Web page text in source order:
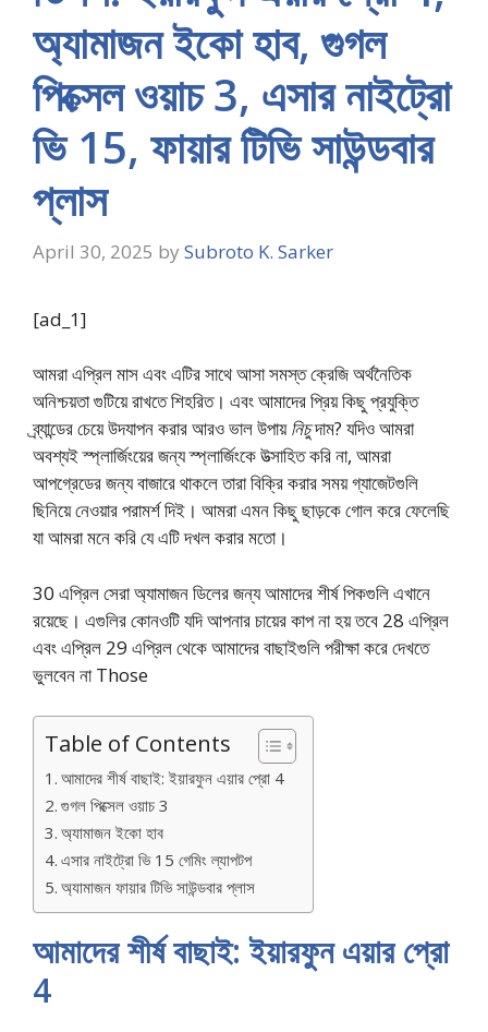
অ্যামাজন ইকো হাব, গুগল
পিক্সেল ওয়াচ 3, এসার নাইট্রো
ভি 15, ফায়ার টিভি সাউন্ডবার
প্লাস
April 30, 2025 by Subroto K. Sarker
[ad_1]
আমরা এপ্রিল মাস এবং এটির সাথে আসা সমস্ত ক্রেজি অর্থনৈতিক
অনিশ্চয়তা গুটিয়ে রাখতে শিহরিত। এবং আমাদের প্রিয় কিছু প্রযুক্তি
ব্র্যান্ডের চেয়ে উদযাপন করার আরও ভাল উপায়নিচুদাম? যদিও আমরা
অবশ্যই স্প্লার্জিংয়ের জন্য স্প্লার্জিংকে উত্সাহিত করি না, আমরা
আপগ্রেডের জন্য বাজারে থাকলে তারা বিক্রি করার সময় গ্যাজেটগুলি
ছিনিয়ে নেওয়ার পরামর্শ দিই। আমরা এমন কিছু ছাড়কে গোল করে ফেলেছি
যা আমরা মনে করি যে এটি দখল করার মতো।
30 এপ্রিল সেরা অ্যামাজন ডিলের জন্য আমাদের শীর্ষ পিকগুলি এখানে
রয়েছে। এগুলির কোনওটি যদি আপনার চায়ের কাপ না হয় তবে 28 এপ্রিল
এবং এপ্রিল 29 এপ্রিল থেকে আমাদের বাছাইগুলি পরীক্ষা করে দেখতে
ভুলবেন না Those
Table of Contents
আমাদের শীর্ষ বাছাই: ইয়ারফুন এয়ার প্রো 4
গুগল পিক্সেল ওয়াচ 3
অ্যামাজন ইকো হাব
এসার নাইট্রো ভি 15 গেমিং ল্যাপটপ
অ্যামাজন ফায়ার টিভি সাউন্ডবার প্লাস
আমাদের শীর্ষ বাছাই: ইয়ারফুন এয়ার প্রো
4